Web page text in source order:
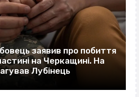
заявив про побиття
на Черкащині. На
Лубінець